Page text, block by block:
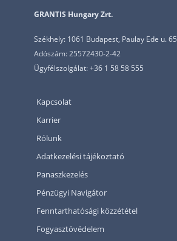
GRANTIS Hungary Zrt.
Székhely: 1061 Budapest, Paulay Ede u. 65
Adószám: 25572430-2-42
Ügyfélszolgálat: +36 1 58 58 555
Kapcsolat
Karrier
Rólunk
Adatkezelési tájékoztató
Panaszkezelés
Pénzügyi Navigátor
Fenntarthatósági közzététel
Fogyasztóvédelem